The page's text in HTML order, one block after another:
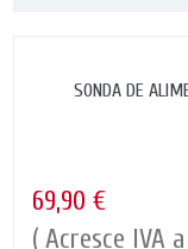
SONDA DE
69,90 €
( Acresce IVA